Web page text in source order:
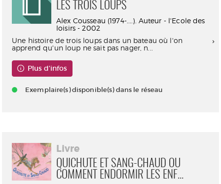
LES TROIS LOUPS
Alex Cousseau (1974-....). Auteur - l'Ecole des
loisirs - 2002
Une histoire de trois loups dans un bateau où l'on
apprend qu'un loup ne sait pas nager, n...
Plus d'infos
Exemplaire(s) disponible(s) dans le réseau
Livre
QUICHUTE ET SANG-CHAUD OU
COMMENT ENDORMIR LES ENF...